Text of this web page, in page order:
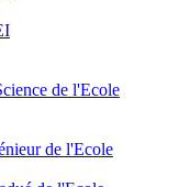
de l'Ecole
de l'Ecole